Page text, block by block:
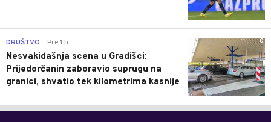
0
DRUŠTVO Pre 1 h
Nesvakidašnja scena u Gradišci:
Prijedorčanin zaboravio suprugu na
granici, shvatio tek kilometrima kasnije